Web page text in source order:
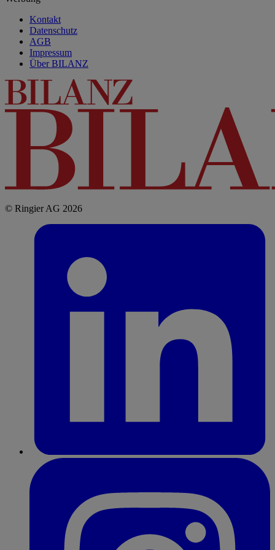
Kontakt
Datenschutz
AGB
Impressum
Über BILANZ
© Ringier AG 2026